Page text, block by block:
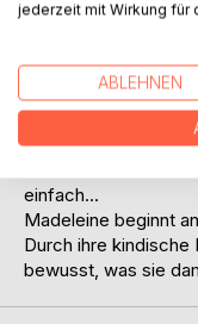
Madeleine wächst in
der Garderobe des
sie ein ganz
Schönen und
einfach...
Madeleine beginnt
Durch ihre
bewusst, was sie
jederzeit mit Wirkung für
ABLEHNEN